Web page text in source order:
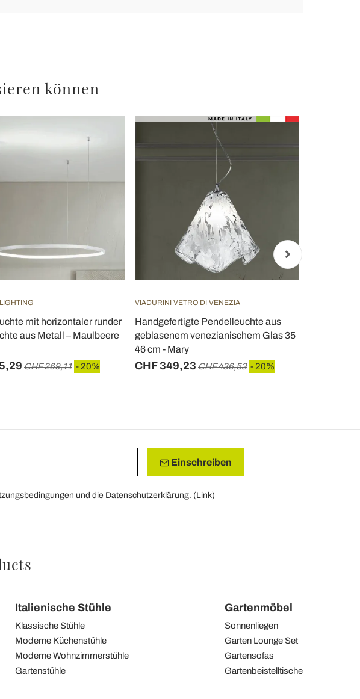
können
mit horizontaler runder
aus Metall – Maulbeere
CHF 269,11 - 20%
VIADURINI VETRO DI VENEZIA
Handgefertigte Pendelleuchte aus
geblasenem venezianischem Glas 35
46 cm - Mary
CHF 349,23 CHF 436,53 - 20%
Einschreiben
und die Datenschutzerklärung. (Link)
Italienische Stühle
Klassische Stühle
Moderne Küchenstühle
Moderne Wohnzimmerstühle
Gartenstühle
Gartenmöbel
Sonnenliegen
Garten Lounge Set
Gartensofas
Gartenbeistelltische